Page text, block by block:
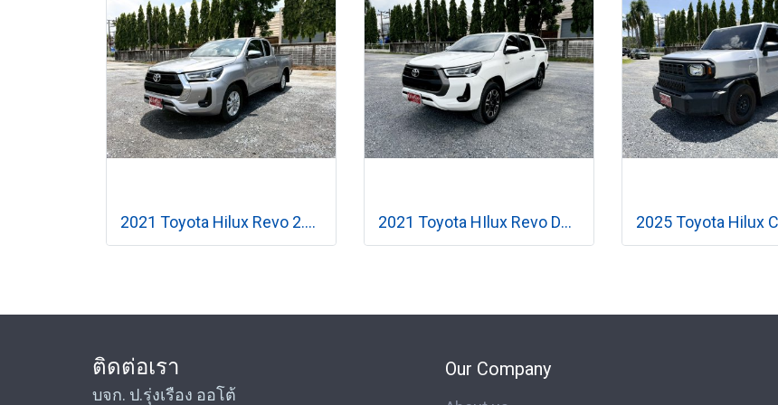
2021 Toyota Hilux Revo 2.4 Z Edition Mid Smart Cab เกียร์ออโต้ 2021 Toyota HIlux Revo Double Cab 2.4 Prerunner Mid เกียร์ออโต้
ติดต่อเรา
บจก. ป.รุ่งเรือง ออโต้
Our Company